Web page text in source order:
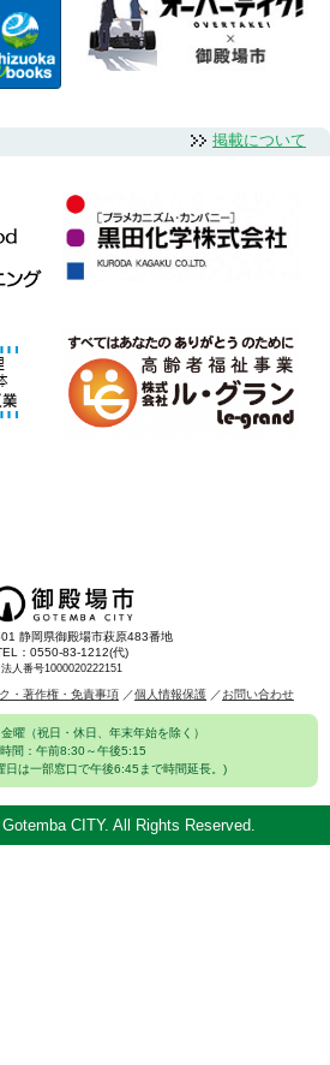
掲載について
静岡県御殿場市萩原483番地
：0550-83-1212(代)
法人番号1000020222151
・著作権・免責事項 個人情報保護 お問い合わせ
曜（祝日・休日、年末年始を除く）
間：午前8:30～午後5:15
日は一部窓口で午後6:45まで時間延長。)
CITY. All Rights Reserved.